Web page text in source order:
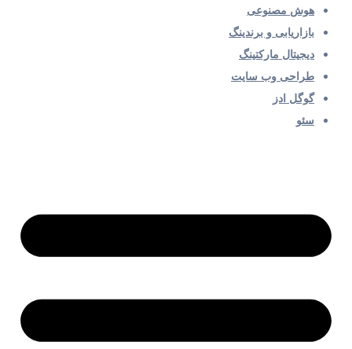
هوش مصنوعی
بازاریابی و برندینگ
دیجیتال مارکتینگ
طراحی وب سایت
گوگل ادز
سئو